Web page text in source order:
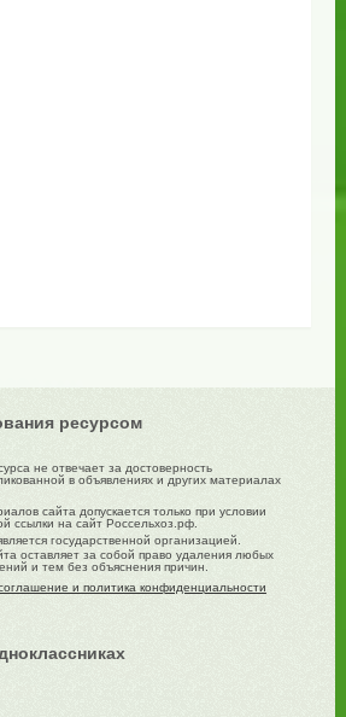
ресурсом
не отвечает за достоверность
в объявлениях и других материалах
сайта допускается только при условии
ссылки на сайт Россельхоз.рф.
государственной организацией.
оставляет за собой право удаления любых
и тем без объяснения причин.
и политика конфиденциальности